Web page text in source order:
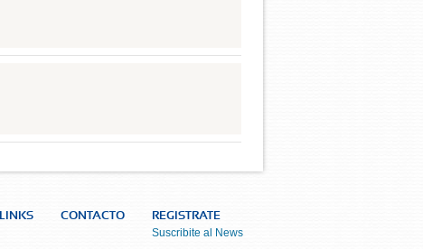
LINKS CONTACTO REGISTRATE
Suscribite al News